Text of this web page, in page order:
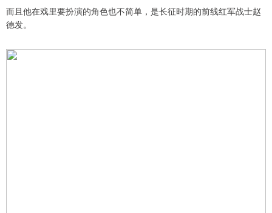
而且他在戏里要扮演的角色也不简单，是长征时期的前线红军战士赵
德发。